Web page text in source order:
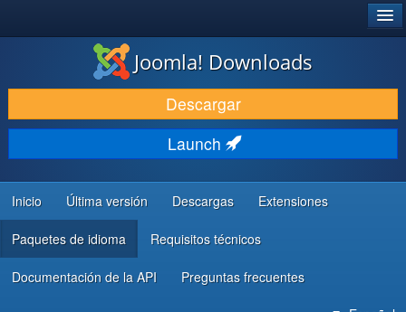
DESCARGAR & EXTENDER
DESCUBRE & APRENDE
COMUNIDAD & SOPORTE
RECURSOS PARA DESARROLLADORES
Joomla! Downloads
Descargar
Launch
Inicio Última versión Descargas Extensiones
Paquetes de idioma Requisitos técnicos
Documentación de la API Preguntas frecuentes